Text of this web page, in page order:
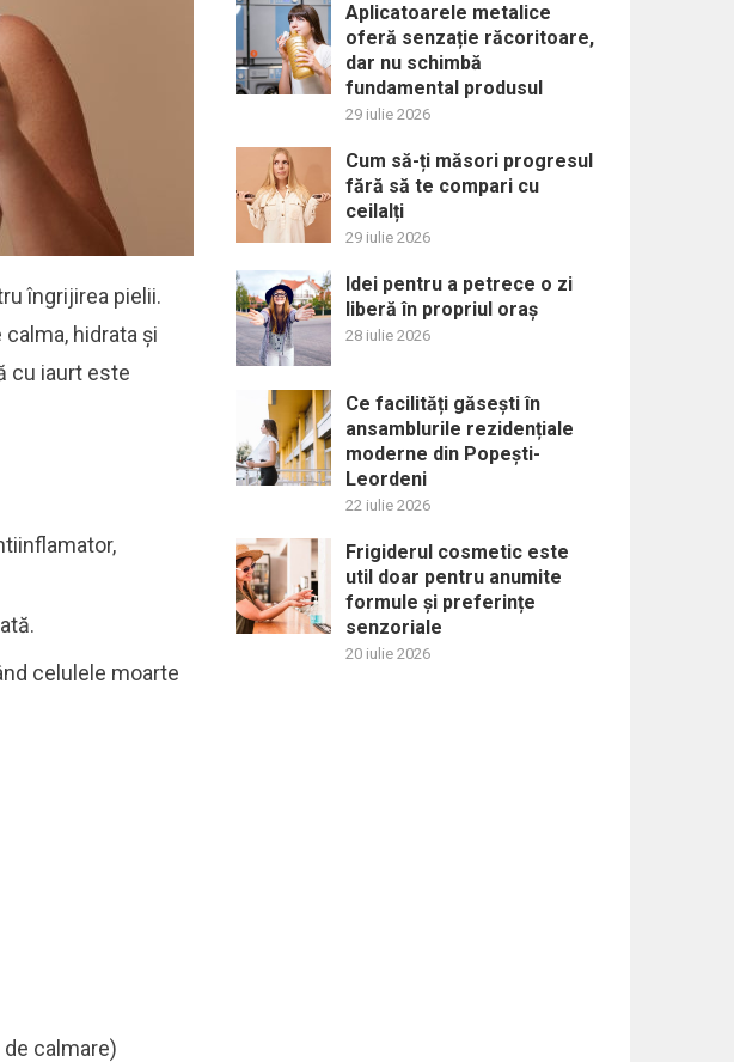
îngrijirea pielii.
hidrata și
cu iaurt este
celulele moarte
calmare)
Aplicatoarele metalice
oferă senzație răcoritoare,
dar nu schimbă
fundamental produsul
29 iulie 2026
Cum să-ți măsori progresul
fără să te compari cu
ceilalți
29 iulie 2026
Idei pentru a petrece o zi
liberă în propriul oraș
28 iulie 2026
Ce facilități găsești în
ansamblurile rezidențiale
moderne din Popești-
Leordeni
22 iulie 2026
Frigiderul cosmetic este
util doar pentru anumite
formule și preferințe
senzoriale
20 iulie 2026